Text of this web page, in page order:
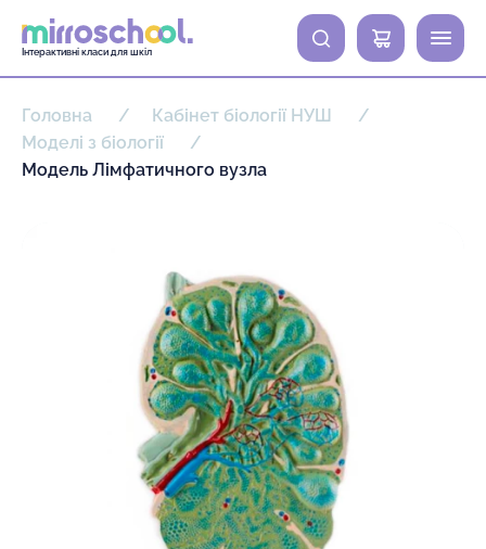
Інтерактивні класи для шкіл
0
Головна
Кабінет біології НУШ
Моделі з біології
Модель Лімфатичного вузла